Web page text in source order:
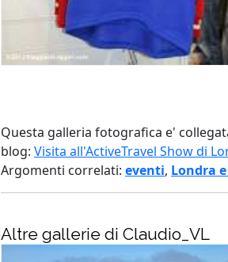
Questa galleria fotografica e'
blog: Visita all'ActiveTravel Show di
Argomenti correlati: eventi, Londra
Altre gallerie di Claudio_VL